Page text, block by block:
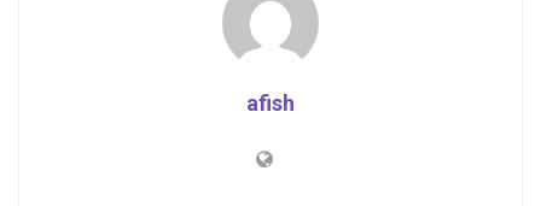
afish